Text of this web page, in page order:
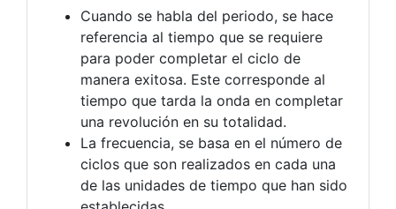
Cuando se habla del periodo, se hace
referencia al tiempo que se requiere
para poder completar el ciclo de
manera exitosa. Este corresponde al
tiempo que tarda la onda en completar
una revolución en su totalidad.
La frecuencia, se basa en el número de
ciclos que son realizados en cada una
de las unidades de tiempo que han sido